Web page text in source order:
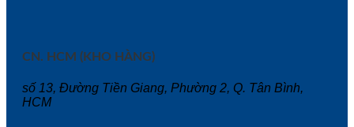
CN. HCM (KHO HÀNG)
số 13, Đường Tiền Giang, Phường 2, Q. Tân Bình,
HCM